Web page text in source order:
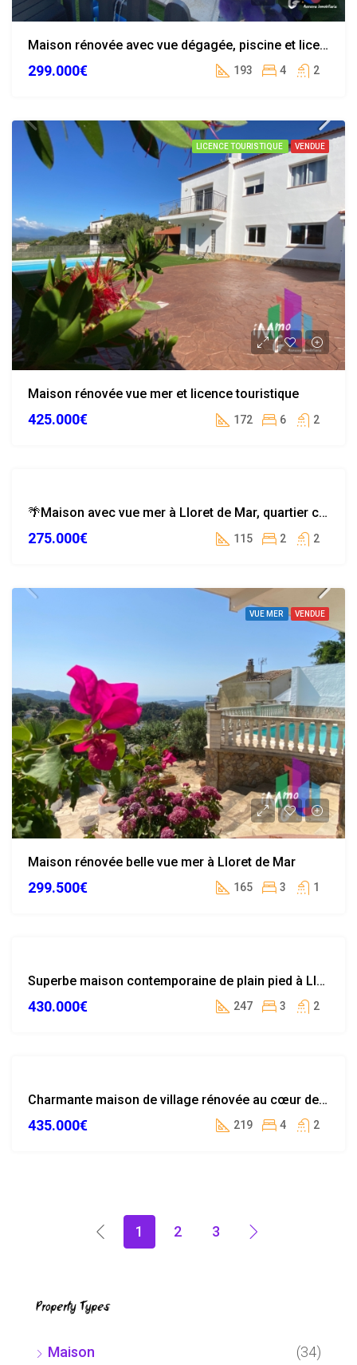
Maison rénovée avec vue dégagée, piscine et licence touristique à Lloret de Mar
299.000€ 193 4 2
LICENCE TOURISTIQUE VENDUE
Maison rénovée vue mer et licence touristique
425.000€ 172 6 2
NOUVELLE 🌴Maison avec vue mer à Lloret de Mar, quartier calme et résidentiel
275.000€ 115 2 2
VUE MER VENDUE
Maison rénovée belle vue mer à Lloret de Mar
299.500€ 165 3 1
NOUVELLE Superbe maison contemporaine de plain pied à Lloret de Mar
430.000€ 247 3 2
DE LA Charmante maison de village rénovée au cœur de Palafolls
435.000€ 219 4 2
1 2 3
Property Types
Maison
(34)